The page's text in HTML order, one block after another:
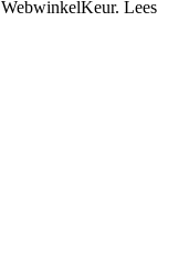
WebwinkelKeur. Lees